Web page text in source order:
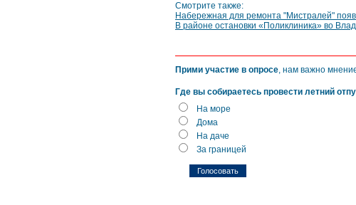
Смотрите также:
Набережная для ремонта "Мистралей"
В районе остановки «Поликлиника» во
Прими участие в опросе, нам важно
Где вы собираетесь провести летний
На море
Дома
На даче
За границей